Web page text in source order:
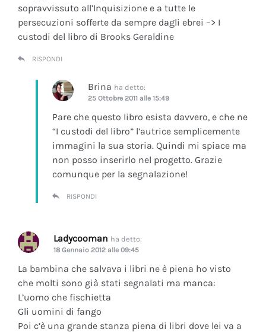
sopravvissuto all’Inquisizione e a tutte le
persecuzioni sofferte da sempre dagli ebrei –> I
custodi del libro di Brooks Geraldine
RISPONDI
Brina ha detto:
25 Ottobre 2011 alle 15:49
Pare che questo libro esista davvero, e che ne
“I custodi del libro” l’autrice semplicemente
immagini la sua storia. Quindi mi spiace ma
non posso inserirlo nel progetto. Grazie
comunque per la segnalazione!
RISPONDI
Ladycooman ha detto:
18 Gennaio 2012 alle 09:45
La bambina che salvava i libri ne è piena ho visto
che molti sono già stati segnalati ma manca:
L’uomo che fischietta
Gli uomini di fango
Poi c’è una grande stanza piena di libri dove lei va a